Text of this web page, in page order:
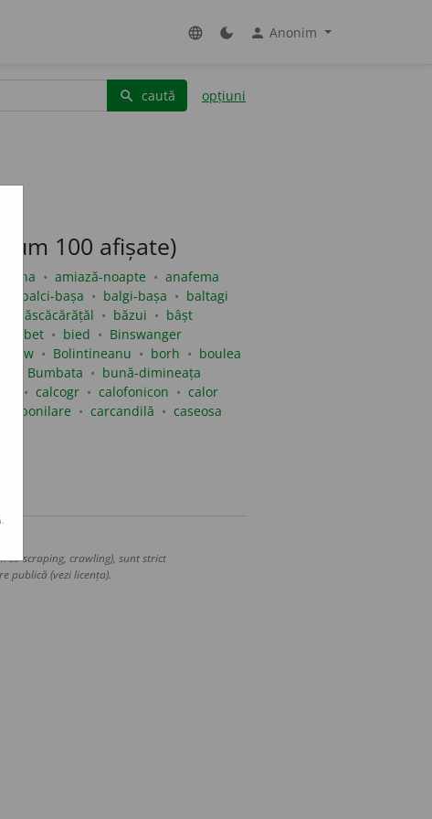
language dark_mode person Anonim
search caută opțiuni
100 afișate)
amiază-noapte
anafema
balci-bașa balgi-bașa
baltagi
băscăcărățăl băzui
bâșt
bet bied
Binswanger
Bolintineanu borh
boulea
Bumbata
bună-dimineața
calcogr calofonicon
calor
carbonilare carcandilă
caseosa
scraping, crawling), sunt strict
publică (vezi licența).